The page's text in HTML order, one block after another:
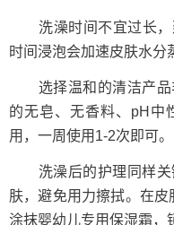
洗澡时间不宜过长，
时间浸泡会加速皮肤水分
选择温和的清洁产品
的无皂、无香料、pH中
用，一周使用1-2次即可。
洗澡后的护理同样关
肤，避免用力擦拭。在
涂抹婴幼儿专用保湿霜，